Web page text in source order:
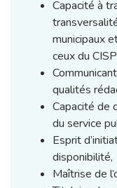
Capacité à
municipaux
ceux du
qualités
Capacité de
du service
Esprit
disponibilité,
Maîtrise de